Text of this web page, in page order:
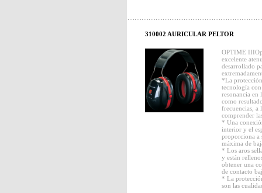
310002 AURICULAR PELTOR
OPTIME
excelente
desarrollado
*La protección
tecnología
resonancia en
como
frecuencias, a
comprender
* Una
interior y el
proporciona a
máxima de
* Los aros
y están
obtener una
de contacto
* La
son las